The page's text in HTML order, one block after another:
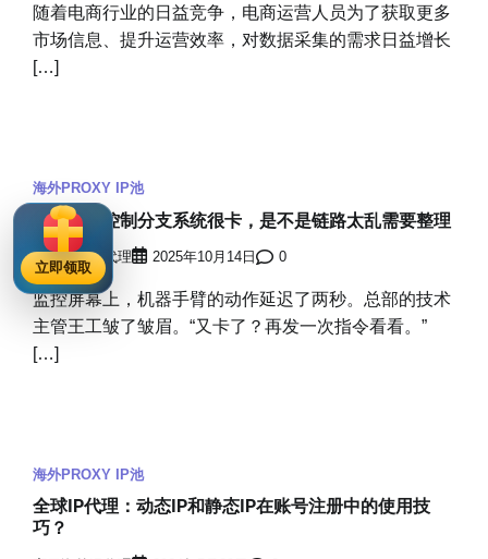
随着电商行业的日益竞争，电商运营人员为了获取更多
市场信息、提升运营效率，对数据采集的需求日益增长
[…]
海外PROXY IP池
总部远程控制分支系统很卡，是不是链路太乱需要整理
穿云海外IP代理 2025年10月14日 0
监控屏幕上，机器手臂的动作延迟了两秒。总部的技术
主管王工皱了皱眉。“又卡了？再发一次指令看看。”
[…]
海外PROXY IP池
全球IP代理：动态IP和静态IP在账号注册中的使用技
巧？
立即领取